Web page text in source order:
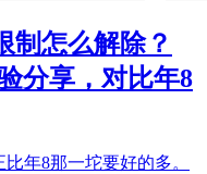
制怎么解除？
分享，对比年8
年8那一坨要好的多。